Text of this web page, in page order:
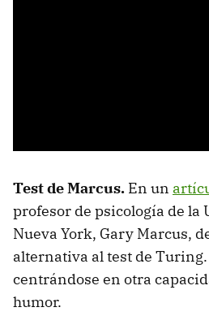
Test de Marcus. En un
profesor de psicología de la
Nueva York, Gary Marcus,
alternativa al test de Turing.
centrándose en otra
humor.